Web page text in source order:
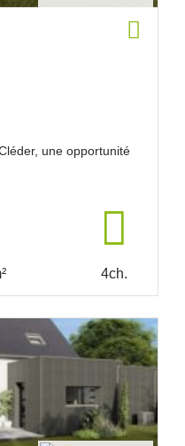
une opportunité
4ch.